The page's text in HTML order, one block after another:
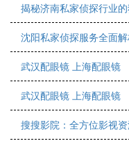
揭秘济南私家侦探行业
沈阳私家侦探服务全面
武汉配眼镜 上海配眼镜
武汉配眼镜 上海配眼镜
搜搜影院：全方位影视